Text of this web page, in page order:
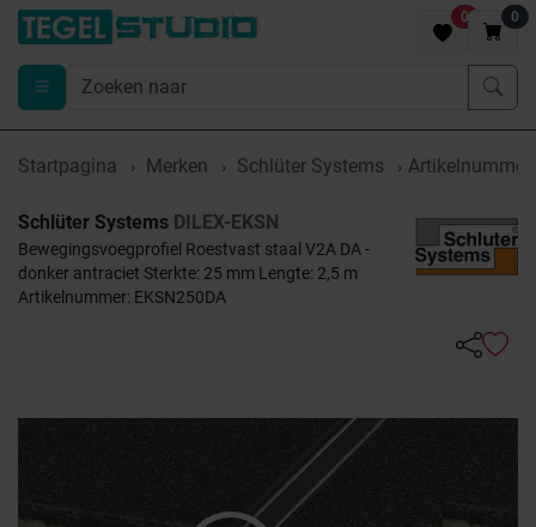
0 0
Startpagina Merken Schlüter Systems Artikelnummer
Schlüter Systems DILEX-EKSN
Bewegingsvoegprofiel Roestvast staal V2A DA -
donker antraciet Sterkte: 25 mm Lengte: 2,5 m
Artikelnummer: EKSN250DA